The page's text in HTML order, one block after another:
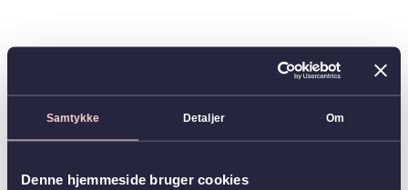
Samtykke Detaljer Om
Denne hjemmeside bruger cookies